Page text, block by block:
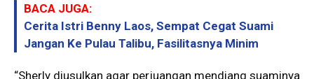
BACA JUGA:
Cerita Istri Benny Laos, Sempat Cegat Suami
Jangan Ke Pulau Talibu, Fasilitasnya Minim
“Sherly diusulkan agar perjuangan mendiang suaminya